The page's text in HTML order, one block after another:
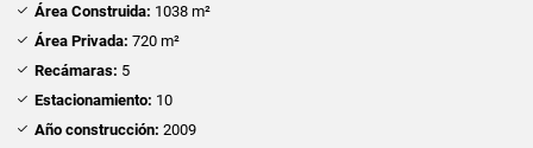
Área Construida: 1038 m²
Área Privada: 720 m²
Recámaras: 5
Estacionamiento: 10
Año construcción: 2009